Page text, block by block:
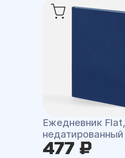
Ежедневник Flat,
недатированный
477 ₽